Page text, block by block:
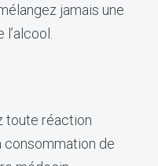
jamais une
toute réaction
consommation de